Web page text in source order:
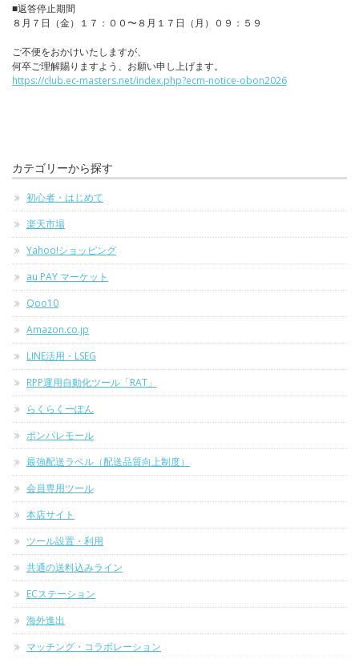
■返答停止期間
８月７日（金）１７：００〜８月１７日（月）０９：５９
ご不便をおかけいたしますが、
何卒ご理解賜りますよう、お願い申し上げます。
https://club.ec-masters.net/index.php?ecm-notice-obon2026
カテゴリーから探す
初心者・はじめて
楽天市場
Yahoo!ショッピング
au PAY マーケット
Qoo10
Amazon.co.jp
LINE活用・LSEG
RPP運用自動化ツール「RAT」
らくらくーぽん
ポンパレモール
最強配送ラベル（配送品質向上制度）
会員専用ツール
本店サイト
ツール設置・利用
共通の送料込みライン
ECステーション
海外進出
マッチング・コラボレーション